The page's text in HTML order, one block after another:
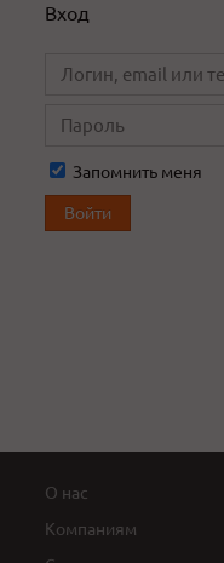
Вход
Запомнить меня
О нас
Компаниям